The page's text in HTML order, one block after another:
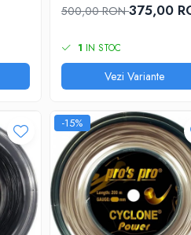
500,00 RON375,00
1 IN STOC
Vezi Variante
-15%